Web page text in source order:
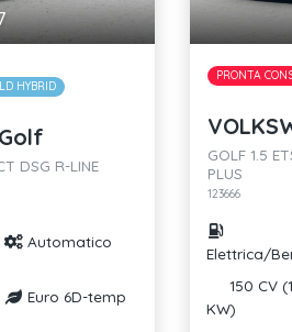
HYBRID
DSG R-LINE
Automatico
Euro 6D-temp
PRONTA
GOLF 1.5
PLUS
123666
Elettrica/
150 CV
KW)